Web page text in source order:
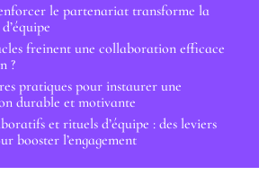
le partenariat transforme la
freinent une collaboration efficace
?
pratiques pour instaurer une
durable et motivante
et rituels d’équipe : des leviers
booster l’engagement